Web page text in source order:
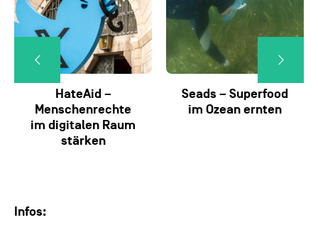
HateAid –
Menschenrechte
im digitalen Raum
stärken
Seads – Superfood
im Ozean ernten
Infos: